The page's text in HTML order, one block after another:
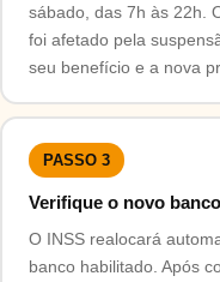
sábado, das 7h às 22h.
foi afetado pela
seu benefício e a nova
PASSO 3
Verifique o novo
O INSS realocará
banco habilitado. Após